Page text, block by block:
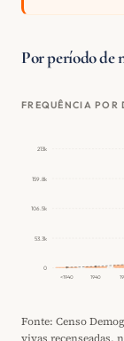
Por período de
FREQUÊNCIA POR
0
53.3k
106.5k
159.8k
213k
<1940 1940
Fonte: Censo
vivas recenseadas,